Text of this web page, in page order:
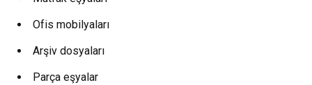
Ofis mobilyaları
Arşiv dosyaları
Parça eşyalar